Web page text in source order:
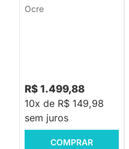
Ocre
R$ 1.499,88
10x de R$ 149,98
sem juros
COMPRAR